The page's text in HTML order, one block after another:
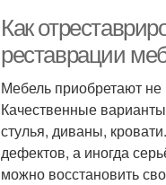
Как
реставрации
Мебель приобретают не
Качественные
стулья, диваны,
дефектов, а иногда
можно восстановить